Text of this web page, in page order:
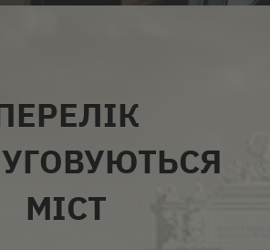
МІСТ